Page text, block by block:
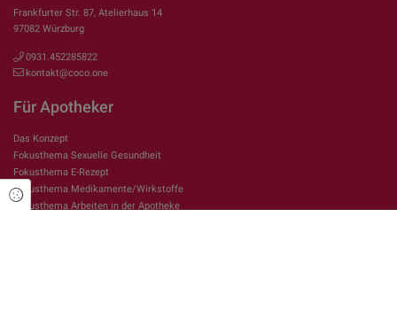
Frankfurter Str. 87, Atelierhaus 14
97082 Würzburg
0931.452285822
kontakt@coco.one
Für Apotheker
Das Konzept
Fokusthema Sexuelle Gesundheit
Fokusthema E-Rezept
Fokusthema Medikamente/Wirkstoffe
Fokusthema Arbeiten in der Apotheke
Cookie Einstellungen